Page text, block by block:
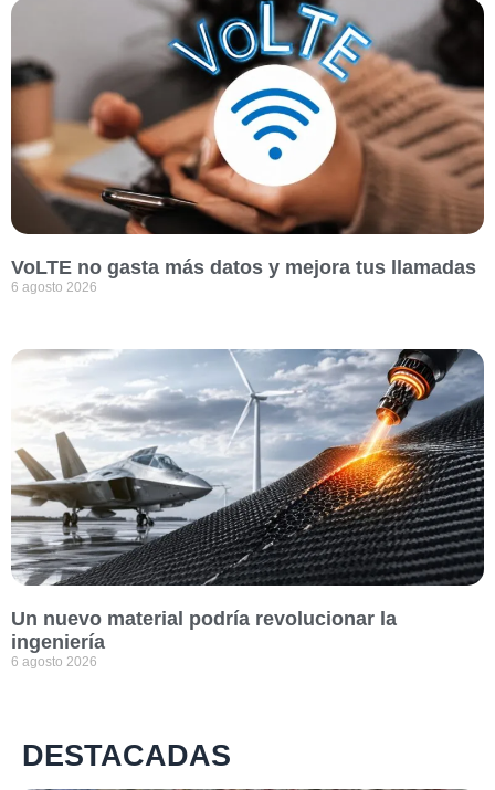
VoLTE no gasta más datos y mejora tus llamadas
6 agosto 2026
Un nuevo material podría revolucionar la
ingeniería
6 agosto 2026
DESTACADAS